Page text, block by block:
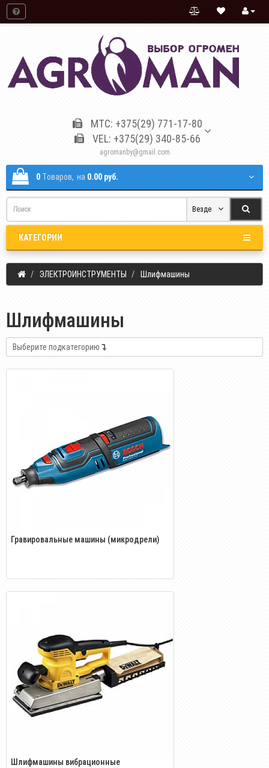
МТС: +375(29) 771-17-80
VEL: +375(29) 340-85-66
agromanby@gmail.com
0 Tоваров, на 0.00 руб.
Везде
КАТЕГОРИИ
ЭЛЕКТРОИНСТРУМЕНТЫ Шлифмашины
Шлифмашины
Выберите подкатегорию
Гравировальные машины (микродрели)
Шлифмашины вибрационные